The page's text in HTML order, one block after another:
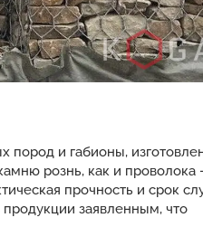
пород и габионы,
рознь, как и проволока
прочность и срок
продукции заявленным, что